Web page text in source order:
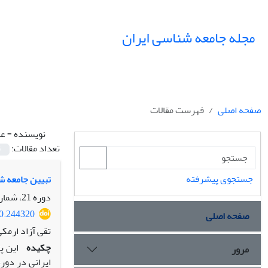
مجله جامعه شناسی ایران
صفحه اصلی
فهرست مقالات
نویسنده =
تعداد مقالات:
تبیین
دوره 21، شماره 3، پاییز 1399، صفحه
تقی آزاد
چکیده این
ایرانی در
جستجوی پیشرفته
صفحه اصلی
مرور